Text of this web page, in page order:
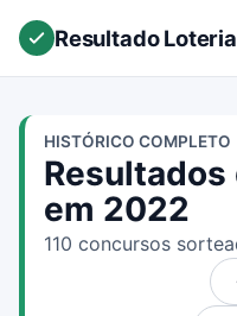
Resultado
HISTÓRICO COMPLETO
Resultados
em 2022
110 concursos